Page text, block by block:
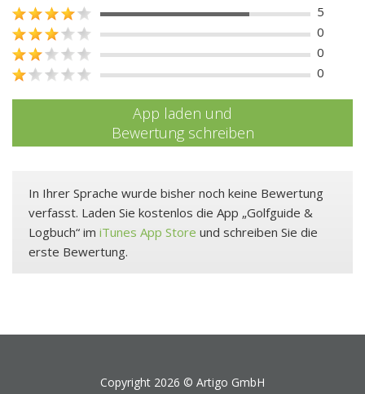
5
0
0
0
App laden und
Bewertung schreiben
In Ihrer Sprache wurde bisher noch keine Bewertung
verfasst. Laden Sie kostenlos die App „Golfguide &
Logbuch“ im iTunes App Store und schreiben Sie die
erste Bewertung.
Copyright 2026 © Artigo GmbH